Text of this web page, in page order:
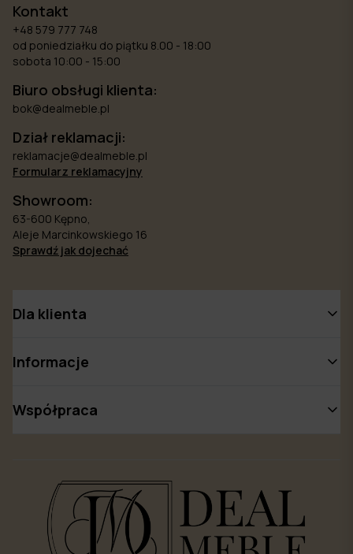
Kontakt
+48 579 777 748
od poniedziałku do piątku 8.00 - 18:00
sobota 10:00 - 15:00
Biuro obsługi klienta:
bok@dealmeble.pl
Dział reklamacji:
reklamacje@dealmeble.pl
Formularz reklamacyjny
Showroom:
63-600 Kępno,
Aleje Marcinkowskiego 16
Sprawdź jak dojechać
Dla klienta
Informacje
Współpraca